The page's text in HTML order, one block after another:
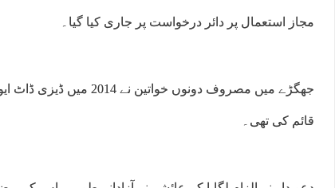
مجاز استعمال پر دائر درخواست پر جاری کیا گیا۔
جھگڑے میں مصروف دونوں
قائم کی تھی۔